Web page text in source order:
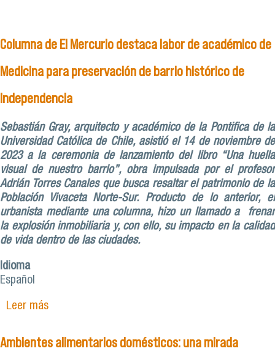
Columna de El Mercurio destaca labor de académico de
Medicina para preservación de barrio histórico de
Independencia
Sebastián Gray, arquitecto y académico de la Pontifica de la
Universidad Católica de Chile, asistió el 14 de noviembre de
2023 a la ceremonia de lanzamiento del libro “Una huella
visual de nuestro barrio”, obra impulsada por el profesor
Adrián Torres Canales que busca resaltar el patrimonio de la
Población Vivaceta Norte-Sur. Producto de lo anterior, el
urbanista mediante una columna, hizo un llamado a frenar
la explosión inmobiliaria y, con ello, su impacto en la calidad
de vida dentro de las ciudades.
Idioma
Español
Leer mássobre Columna de El Mercurio destaca labor de
barrio histórico de Independencia
Ambientes alimentarios domésticos: una mirada